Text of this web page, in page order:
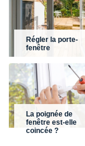
Régler la porte-
fenêtre
La poignée de
fenêtre est-elle
coincée ?